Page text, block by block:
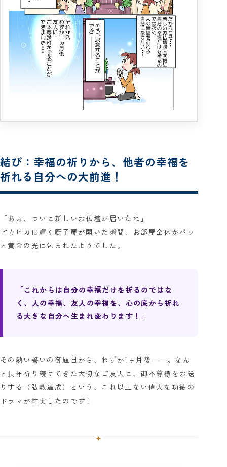
結び：幸福の祈りから、他者の幸福を
祈れる自分への大前進！
「あぁ、ついに新しいお仏壇が届いたね」
ピカピカに輝く厨子扉が開いた瞬間、お部屋全体がパッ
と黄金の光に包まれたようでした。
「これからは自分の幸福だけを祈るのではな
く、人の幸福、友人の幸福を、心の底から祈れ
る大きな自分へ生まれ変わります！」
その熱い誓いの御題目から、わずか1ヶ月後――。なん
と長年祈り続けてきた大切なご友人に、御本尊様をお送
りする（弘教達成）という、これ以上ない偉大な功徳の
ドラマが結実したのです！
✦